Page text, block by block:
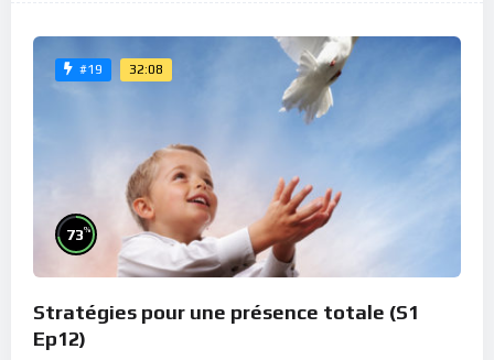
#19 32:08
73%
Stratégies pour une présence totale (S1
Ep12)